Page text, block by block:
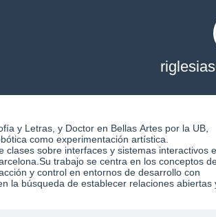
y Letras, y Doctor en Bellas Artes por la UB,
como experimentación artística.
clases sobre interfaces y sistemas interactivos
trabajo se centra en los conceptos
y control en entornos de desarrollo con
la búsqueda de establecer relaciones abiertas
mecánicos y sistemas humanos.Ha
muestras de arte nacionales e
recogidpo diversos premios en arte y